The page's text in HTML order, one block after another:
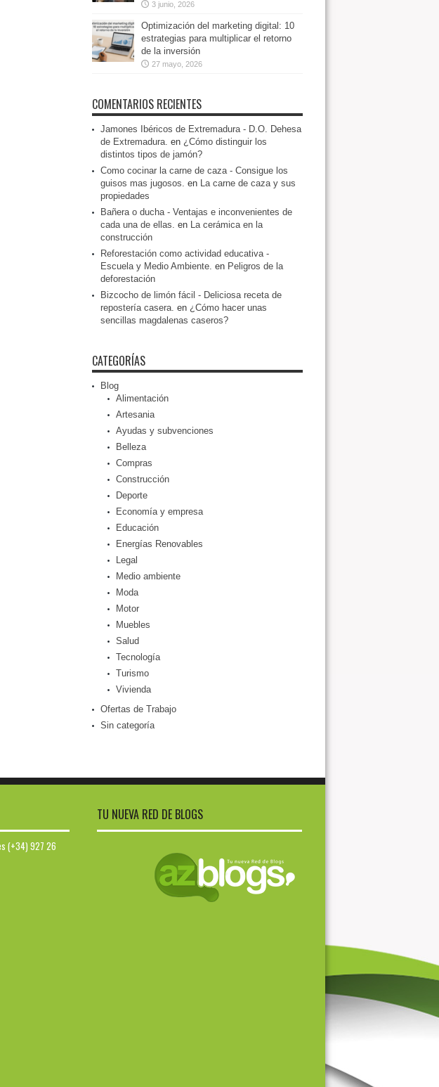
3 junio, 2026
Optimización del marketing digital: 10
estrategias para multiplicar el retorno
de la inversión
27 mayo, 2026
COMENTARIOS RECIENTES
Jamones Ibéricos de Extremadura - D.O. Dehesa
de Extremadura. en ¿Cómo distinguir los
distintos tipos de jamón?
Como cocinar la carne de caza - Consigue los
guisos mas jugosos. en La carne de caza y sus
propiedades
Bañera o ducha - Ventajas e inconvenientes de
cada una de ellas. en La cerámica en la
construcción
Reforestación como actividad educativa -
Escuela y Medio Ambiente. en Peligros de la
deforestación
Bizcocho de limón fácil - Deliciosa receta de
repostería casera. en ¿Cómo hacer unas
sencillas magdalenas caseros?
CATEGORÍAS
Blog
Alimentación
Artesania
Ayudas y subvenciones
Belleza
Compras
Construcción
Deporte
Economía y empresa
Educación
Energías Renovables
Legal
Medio ambiente
Moda
Motor
Muebles
Salud
Tecnología
Turismo
Vivienda
Ofertas de Trabajo
Sin categoría
(+34) 927 26
TU NUEVA RED DE BLOGS